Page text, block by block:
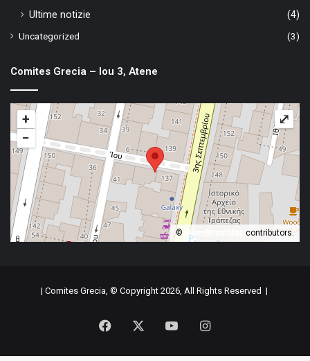
Ultime notizie
(4)
Uncategorized
(3)
Comites Grecia – Iou 3, Atene
+
−
© OpenStreetMap contributors.
⤢
| Comites Grecia, © Copyright 2026, All Rights Reserved |
Facebook YouTubeInstagram